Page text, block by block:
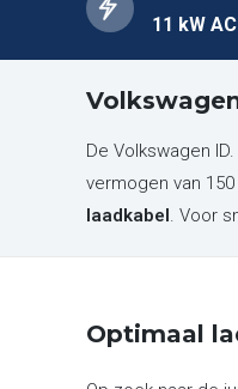
11 kW AC
De Volkswagen
vermogen van
laadkabel. Voor
Optimaal